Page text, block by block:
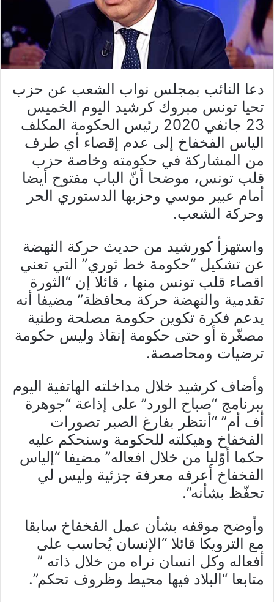
دعا النائب بمجلس نواب الشعب عن حزب
تحيا تونس مبروك كرشيد اليوم الخميس
23 جانفي 2020 رئيس الحكومة المكلف
الياس الفخفاخ إلى عدم إقصاء أي طرف
من المشاركة في حكومته وخاصة حزب
قلب تونس، موضحا أنّ الباب مفتوح أيضا
أمام عبير موسي وحزبها الدستوري الحر
وحركة الشعب.
واستهزأ كورشيد من حديث حركة النهضة
عن تشكيل “حكومة خط ثوري” التي تعني
اقصاء قلب تونس منها ، قائلا إن “الثورة
تقدمية والنهضة حركة محافظة” مضيفا أنه
يدعم فكرة تكوين حكومة مصلحة وطنية
مصغّرة أو حتى حكومة إنقاذ وليس حكومة
ترضيات ومحاصصة.
وأضاف كرشيد خلال مداخلته الهاتفية اليوم
ببرنامج “صباح الورد” على إذاعة “جوهرة
أف أم” “أنتظر بفارغ الصبر تصورات
الفخفاخ وهيكلته للحكومة وسنحكم عليه
حكما أوّليا من خلال افعاله” مضيفا “إلياس
الفخفاخ أعرفه معرفة جزئية وليس لي
تحفّظ بشأنه”.
وأوضح موقفه بشأن عمل الفخفاخ سابقا
مع الترويكا قائلا “الإنسان يُحاسب على
أفعاله وكل انسان نراه من خلال ذاته ”
متابعا “البلاد فيها محيط وظروف تحكم”.